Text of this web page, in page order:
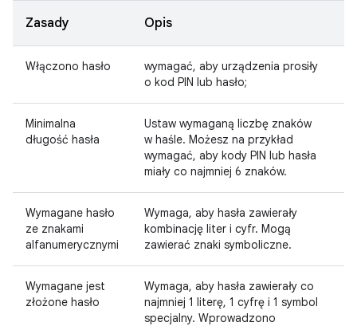
Zasady Opis
Włączono hasło
wymagać, aby urządzenia prosiły
o kod PIN lub hasło;
Minimalna
długość hasła
Ustaw wymaganą liczbę znaków
w haśle. Możesz na przykład
wymagać, aby kody PIN lub hasła
miały co najmniej 6 znaków.
Wymagane hasło
ze znakami
alfanumerycznymi
Wymaga, aby hasła zawierały
kombinację liter i cyfr. Mogą
zawierać znaki symboliczne.
Wymagane jest
złożone hasło
Wymaga, aby hasła zawierały co
najmniej 1 literę, 1 cyfrę i 1 symbol
specjalny. Wprowadzono